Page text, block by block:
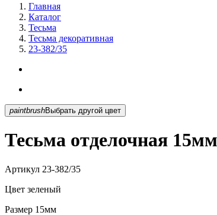
Главная
Каталог
Тесьма
Тесьма декоративная
23-382/35
paintbrush Выбрать другой цвет
Тесьма отделочная
Артикул 23-382/35
Цвет зеленый
Размер 15мм